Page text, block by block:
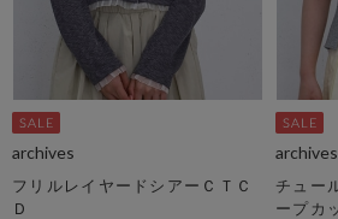
archives
フリルレイヤードシアーＣＴＣ
Ｄ
archives
チュー
ープカ